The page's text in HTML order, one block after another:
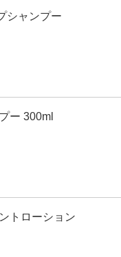
シャンプー
ー 300ml
トローション